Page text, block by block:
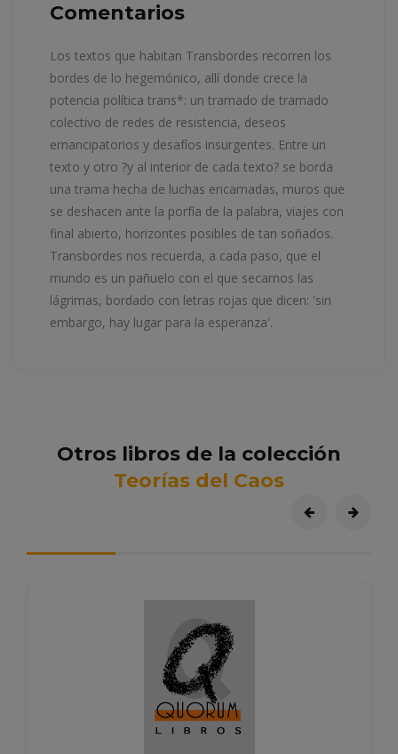
Comentarios
Los textos que habitan Transbordes recorren los
bordes de lo hegemónico, allí donde crece la
potencia política trans*: un tramado de tramado
colectivo de redes de resistencia, deseos
emancipatorios y desafíos insurgentes. Entre un
texto y otro ?y al interior de cada texto? se borda
una trama hecha de luchas encarnadas, muros que
se deshacen ante la porfía de la palabra, viajes con
final abierto, horizontes posibles de tan soñados.
Transbordes nos recuerda, a cada paso, que el
mundo es un pañuelo con el que secarnos las
lágrimas, bordado con letras rojas que dicen: 'sin
embargo, hay lugar para la esperanza'.
Otros libros de la colección
Teorías del Caos